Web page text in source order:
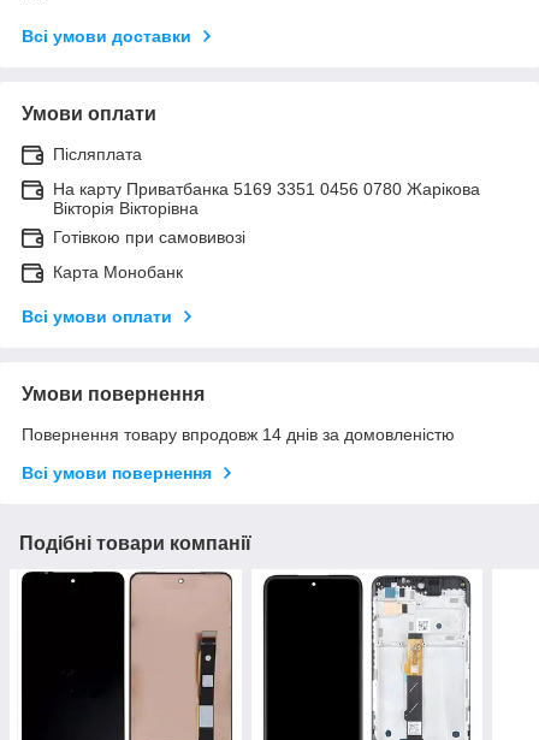
Всі умови доставки
Умови оплати
Післяплата
На карту Приватбанка 5169 3351 0456 0780 Жарікова
Вікторія Вікторівна
Готівкою при самовивозі
Карта Монобанк
Всі умови оплати
Умови повернення
Повернення товару впродовж 14 днів за домовленістю
Всі умови повернення
Подібні товари компанії